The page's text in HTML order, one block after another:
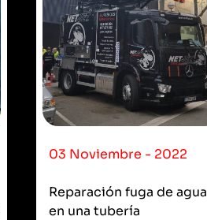
03 Noviembre - 2022
Reparación fuga de agua
en una tubería